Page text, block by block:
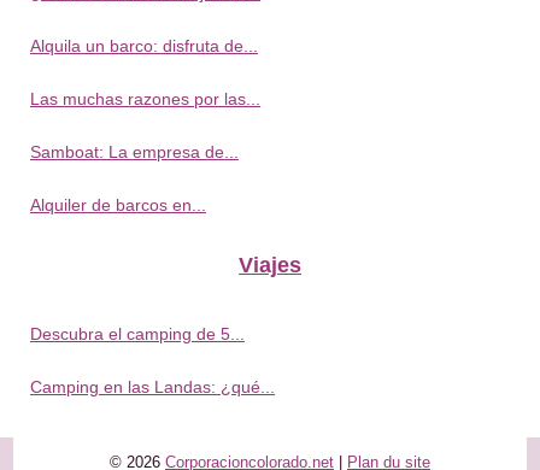
Alquila un barco: disfruta de...
Las muchas razones por las...
Samboat: La empresa de...
Alquiler de barcos en...
Viajes
Descubra el camping de 5...
Camping en las Landas: ¿qué...
© 2026 Corporacioncolorado.net | Plan du site